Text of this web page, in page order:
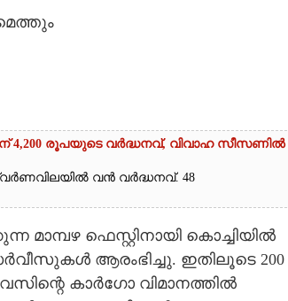
4,200 രൂപയുടെ വർദ്ധനവ്, വിവാഹ സീസണിൽ
വൻ വർദ്ധനവ്. 48
മാമ്പഴ ഫെസ്റ്റിനായി കൊച്ചിയിൽ
ആരംഭിച്ചു. ഇതിലൂടെ 200
കാർഗോ വിമാനത്തിൽ